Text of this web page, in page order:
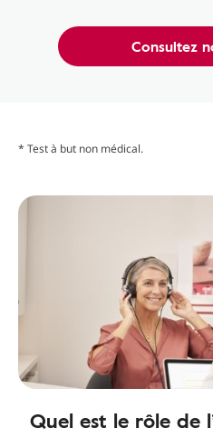
Consultez
* Test à but non médical.
Quel est le rôle de